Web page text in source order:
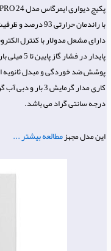
دارای مشعل مدولار با کنترل
پایدار در
پوشش ضد خوردگی و مبدل
درجه سانتی گراد می باشد.
این مدل مجهزمطالعه بیشتر ...